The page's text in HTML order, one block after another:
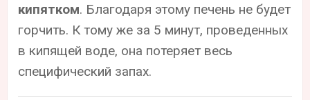
кипятком. Благодаря этому печень не будет
горчить. К тому же за 5 минут, проведенных
в кипящей воде, она потеряет весь
специфический запах.